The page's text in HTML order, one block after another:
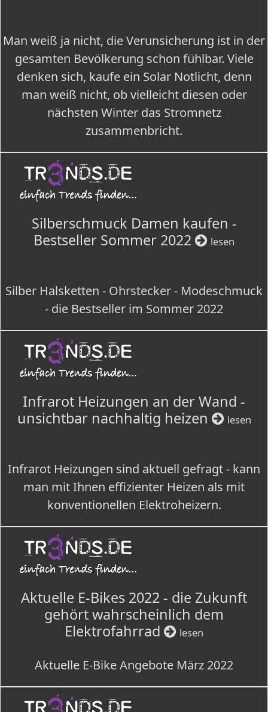
Man weiß ja nicht, die Verunsicherung ist in der
gesamten Bevölkerung schon fühlbar. Viele
denken sich, kaufe ein Solar Notlicht, denn
man weiß nicht, ob vielleicht diesen oder
nächsten Winter das Stromnetz
zusammenbricht.
Silberschmuck Damen kaufen -
Bestseller Sommer 2022
lesen
Silber Halsketten - Ohrstecker - Modeschmuck
- die Bestseller im Sommer 2022
Infrarot Heizungen an der Wand -
unsichtbar nachhaltig heizen
lesen
Infrarot Heizungen sind aktuell gefragt - kann
man mit Ihnen effizienter Heizen als mit
konventionellen Elektroheizern.
Aktuelle E-Bikes 2022 - die Zukunft
gehört wahrscheinlich dem
Elektrofahrrad
lesen
Aktuelle E-Bike Angebote März 2022